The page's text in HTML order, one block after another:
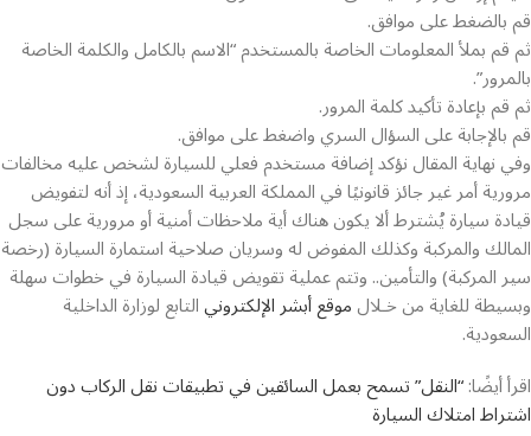
قم بالضغط على موافق.
ثم قم بملأ المعلومات الخاصة بالمستخدم “الاسم بالكامل والكلمة الخاصة
بالمرور”.
ثم قم بإعادة تأكيد كلمة المرور.
قم بالإجابة على السؤال السري واضغط على موافق.
وفي نهاية المقال نؤكد إضافة مستخدم فعلي للسيارة لشخص عليه مخالفات
مرورية أمر غير جائز قانونيًا في المملكة العربية السعودية، إذ أنه لتفويض
قيادة سيارة يُشترط ألا يكون هناك أية ملاحظات أمنية أو مرورية على سجل
المالك والمركبة وكذلك المفوض له وسريان صلاحية استمارة السيارة (رخصة
سير المركبة) والتأمين.. وتتم عملية تقويض قيادة السيارة في خطوات سهلة
وبسيطة للغاية من خـلالموقع أبشر الإلكترونيالتابع لوزارة الداخلية
السعودية.
اقرأ أيضًا:“النقل” تسمح بعمل السائقين في تطبيقات نقل الركاب دون
اشتراط امتلاك السيارة